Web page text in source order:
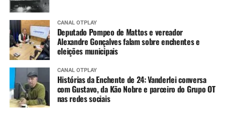
CANAL OTPLAY
Deputado Pompeo de Mattos e vereador
Alexandre Gonçalves falam sobre enchentes e
eleições municipais
CANAL OTPLAY
Histórias da Enchente de 24: Vanderlei conversa
com Gustavo, da Kão Nobre e parceiro do Grupo OT
nas redes sociais